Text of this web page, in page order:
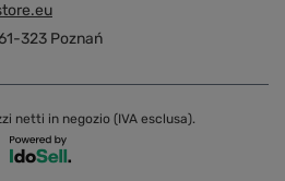
323 Poznań
netti in negozio (IVA esclusa).